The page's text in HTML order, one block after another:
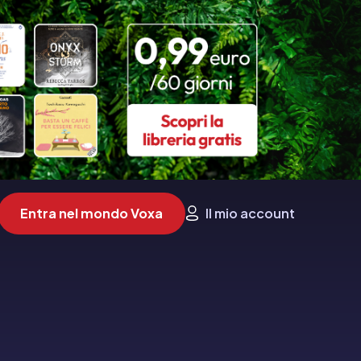
Entra nel mondo Voxa Il mio account